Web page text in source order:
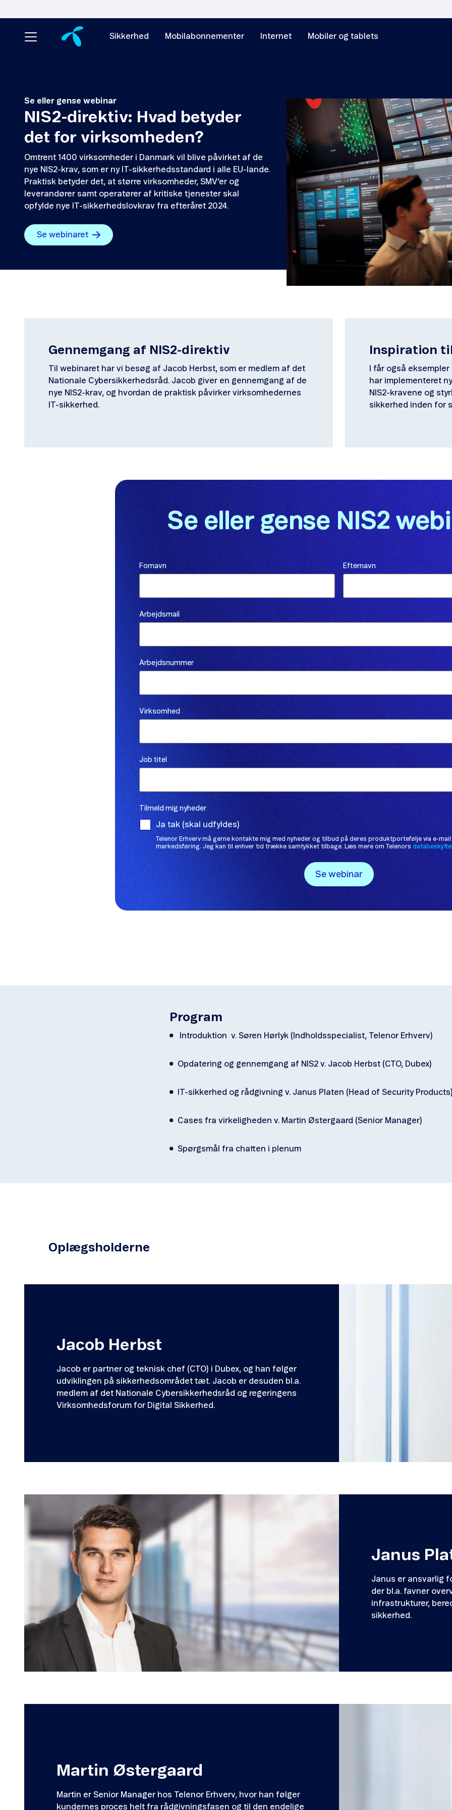
Sikkerhed Mobilabonnementer Internet Mobiler og tablets
Se eller gense webinar
NIS2-direktiv: Hvad betyder
det for virksomheden?
Omtrent 1400 virksomheder i Danmark vil blive påvirket af de
nye NIS2-krav, som er ny IT-sikkerhedsstandard i alle EU-lande.
Praktisk betyder det, at større virksomheder, SMV’er og
leverandører samt operatører af kritiske tjenester skal
opfylde nye IT-sikkerhedslovkrav fra efteråret 2024.
Se webinaret
Gennemgang af NIS2-direktiv
Til webinaret har vi besøg af Jacob Herbst, som er medlem af det
Nationale Cybersikkerhedsråd. Jacob giver en gennemgang af de
nye NIS2-krav, og hvordan de praktisk påvirker virksomhedernes
IT-sikkerhed.
Inspiration
I får også
har implementeret
NIS2-kravene og
sikkerhed inden for
Program
Introduktion v. Søren Hørlyk (Indholdsspecialist, Telenor Erhverv)
Opdatering og gennemgang af NIS2 v. Jacob Herbst (CTO, Dubex)
IT-sikkerhed og rådgivning v. Janus Platen (Head of Security
Cases fra virkeligheden v. Martin Østergaard (Senior Manager)
Spørgsmål fra chatten i plenum
Oplægsholderne
Jacob Herbst
Jacob er partner og teknisk chef (CTO) i Dubex, og han følger
udviklingen på sikkerhedsområdet tæt. Jacob er desuden bl.a.
medlem af det Nationale Cybersikkerhedsråd og regeringens
Virksomhedsforum for Digital Sikkerhed.
Janus
Janus er ansvarlig
der bl.a. favner
infrastrukturer,
sikkerhed.
Martin Østergaard
Martin er Senior Manager hos Telenor Erhverv, hvor han følger
kundernes proces helt fra rådgivningsfasen og til den endelige